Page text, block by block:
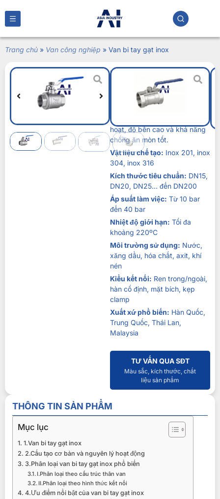
Trang chủ » Van công nghiệp » Van bi tay gạt inox
Van bi tay gạt inox
Van bi tay gạt ino
thông minh cho hệ thống công
nghiệp yêu cầu vận hành linh
hoạt, độ bền cao và khả năng
chống ăn mòn tốt.
Vật liệu chế tạo: Inox 201, inox
304, inox 316
Kích thước tiêu chuẩn: DN15,
DN20, DN25… đến DN200
Áp suất làm việc: Từ 10 bar
đến 40 bar
Nhiệt độ giới hạn: Tối đa
khoảng 220ºC
Môi trường sử dụng: Nước,
xăng dầu, hóa chất, axit, khí
nén
Kiểu kết nối: Ren trong/ngoài,
hàn cố định, mặt bích, kẹp
clamp
Xuất xứ phổ biến: Hàn Quốc,
Trung Quốc, Thái Lan,
Malaysia
TƯ VẤN QUA SĐT
Màu sắc, kích thước, chất
liệu sản phẩm
THÔNG TIN SẢN PHẨM
Mục lục
1.Van bi tay gạt inox
2.Cấu tạo cơ bản và nguyên lý hoạt động
3.Phân loại van bi tay gạt inox phổ biến
I.Phân loại theo cấu trúc thân van
II.Phân loại theo hình thức kết nối
4.Ưu điểm nổi bật của van bi tay gạt inox